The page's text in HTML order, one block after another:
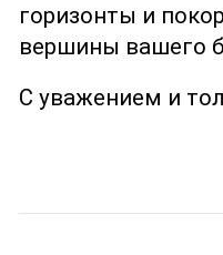
горизонты и
вершины вашего
С уважением и